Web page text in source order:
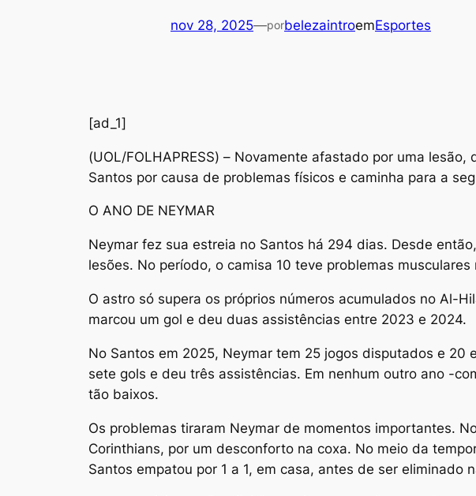
nov 28, 2025—porbelezaintroemEsportes
[ad_1]
(UOL/FOLHAPRESS) – Novamente afastado por uma
Santos por causa de problemas físicos e caminha para a
O ANO DE NEYMAR
Neymar fez sua estreia no Santos há 294 dias. Desde
lesões. No período, o camisa 10 teve problemas
O astro só supera os próprios números acumulados no Al-
marcou um gol e deu duas assistências entre 2023 e 2024.
No Santos em 2025, Neymar tem 25 jogos disputados e 20
sete gols e deu três assistências. Em nenhum outro ano -
tão baixos.
Os problemas tiraram Neymar de momentos importantes.
Corinthians, por um desconforto na coxa. No meio da
Santos empatou por 1 a 1, em casa, antes de ser eliminado